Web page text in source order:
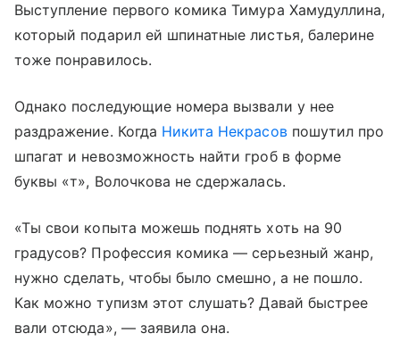
Выступление первого комика Тимура Хамудуллина,
который подарил ей шпинатные листья, балерине
тоже понравилось.
Однако последующие номера вызвали у нее
раздражение. Когда Никита Некрасовпошутил про
шпагат и невозможность найти гроб в форме
буквы «т», Волочкова не сдержалась.
«Ты свои копыта можешь поднять хоть на 90
градусов? Профессия комика — серьезный жанр,
нужно сделать, чтобы было смешно, а не пошло.
Как можно тупизм этот слушать? Давай быстрее
вали отсюда», — заявила она.